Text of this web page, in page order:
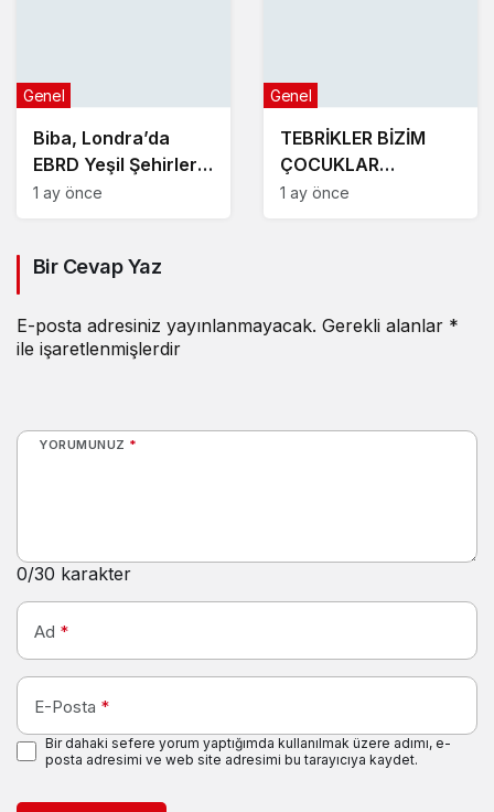
Biba, Londra’da
EBRD Yeşil Şehirler
Belediye Başkanları
Genel
1 ay önce
TEBRİKLER BİZİM
ÇOCUKLAR
YENİŞEHİR’İ
Genel
1 ay önce
Bir Cevap Yaz
E-posta adresiniz yayınlanmayacak. Gerekli alanlar *
ile işaretlenmişlerdir
YORUMUNUZ *
0/30 karakter
Ad *
E-Posta *
Bir dahaki sefere yorum yaptığımda kullanılmak üzere adımı, e-
posta adresimi ve web site adresimi bu tarayıcıya kaydet.